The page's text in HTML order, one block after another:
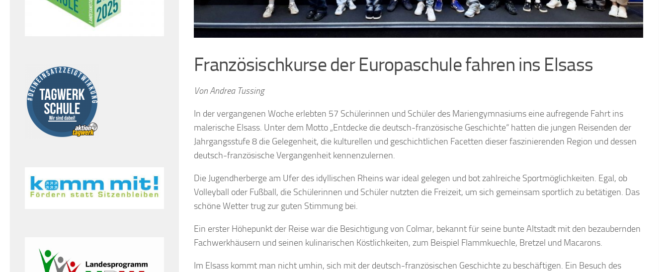
Französischkurse der Europaschule fahren ins Elsass
Von Andrea Tussing
In der vergangenen Woche erlebten 57 Schülerinnen und Schüler des Mariengymnasiums eine aufregende Fahrt ins
malerische Elsass. Unter dem Motto „Entdecke die deutsch-französische Geschichte“ hatten die jungen Reisenden der
Jahrgangsstufe 8 die Gelegenheit, die kulturellen und geschichtlichen Facetten dieser faszinierenden Region und dessen
deutsch-französische Vergangenheit kennenzulernen.
Die Jugendherberge am Ufer des idyllischen Rheins war ideal gelegen und bot zahlreiche Sportmöglichkeiten. Egal, ob
Volleyball oder Fußball, die Schülerinnen und Schüler nutzten die Freizeit, um sich gemeinsam sportlich zu betätigen. Das
schöne Wetter trug zur guten Stimmung bei.
Ein erster Höhepunkt der Reise war die Besichtigung von Colmar, bekannt für seine bunte Altstadt mit den bezaubernden
Fachwerkhäusern und seinen kulinarischen Köstlichkeiten, zum Beispiel Flammkuechle, Bretzel und Macarons.
Im Elsass kommt man nicht umhin, sich mit der deutsch-französischen Geschichte zu beschäftigen. Ein Besuch des